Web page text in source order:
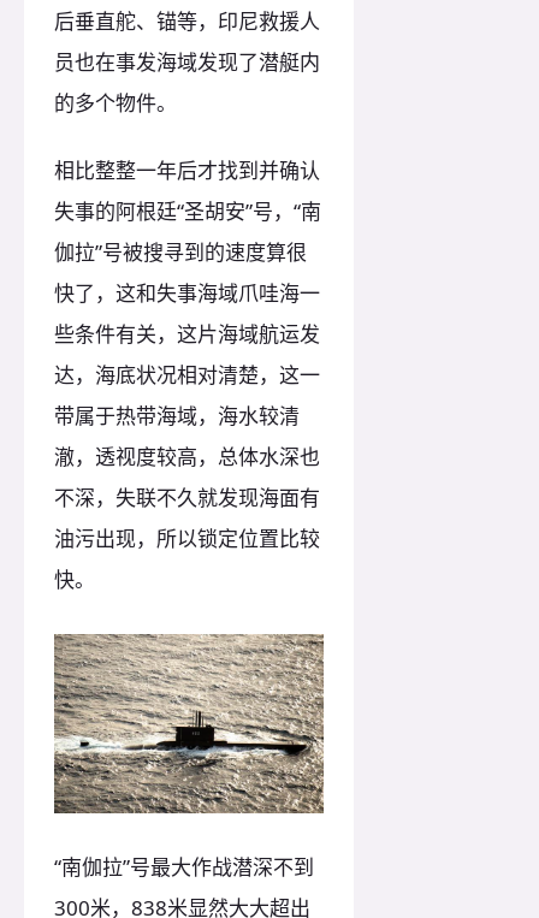
后垂直舵、锚等，印尼救援人
员也在事发海域发现了潜艇内
的多个物件。
相比整整一年后才找到并确认
失事的阿根廷“圣胡安”号，“南
伽拉”号被搜寻到的速度算很
快了，这和失事海域爪哇海一
些条件有关，这片海域航运发
达，海底状况相对清楚，这一
带属于热带海域，海水较清
澈，透视度较高，总体水深也
不深，失联不久就发现海面有
油污出现，所以锁定位置比较
快。
“南伽拉”号最大作战潜深不到
300米，838米显然大大超出